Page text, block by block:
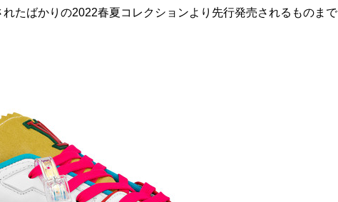
たばかりの2022春夏コレクションより先行発売されるものまで